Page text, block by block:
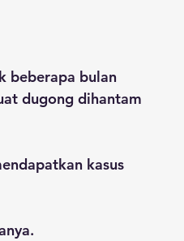
beberapa bulan
dugong dihantam
kasus